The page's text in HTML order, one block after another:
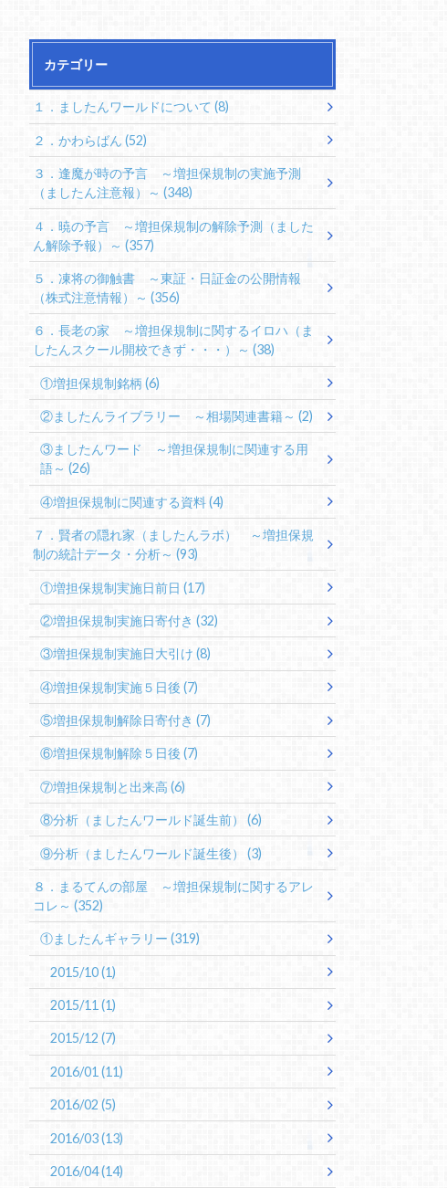
カテゴリー
１．ましたんワールドについて(8)
２．かわらばん(52)
３．逢魔が時の予言 ～増担保規制の実施予測
（ましたん注意報）～(348)
４．暁の予言 ～増担保規制の解除予測（ました
ん解除予報）～(357)
５．凍将の御触書 ～東証・日証金の公開情報
（株式注意情報）～(356)
６．長老の家 ～増担保規制に関するイロハ（ま
したんスクール開校できず・・・）～(38)
①増担保規制銘柄 (6)
②ましたんライブラリー ～相場関連書籍～ (2)
③ましたんワード ～増担保規制に関連する用
語～ (26)
④増担保規制に関連する資料(4)
７．賢者の隠れ家（ましたんラボ） ～増担保規
制の統計データ・分析～(93)
①増担保規制実施日前日 (17)
②増担保規制実施日寄付き (32)
③増担保規制実施日大引け (8)
④増担保規制実施５日後 (7)
⑤増担保規制解除日寄付き (7)
⑥増担保規制解除５日後 (7)
⑦増担保規制と出来高 (6)
⑧分析（ましたんワールド誕生前） (6)
⑨分析（ましたんワールド誕生後） (3)
８．まるてんの部屋 ～増担保規制に関するアレ
コレ～(352)
①ましたんギャラリー (319)
2015/10(1)
2015/11(1)
2015/12(7)
2016/01(11)
2016/02(5)
2016/03(13)
2016/04(14)